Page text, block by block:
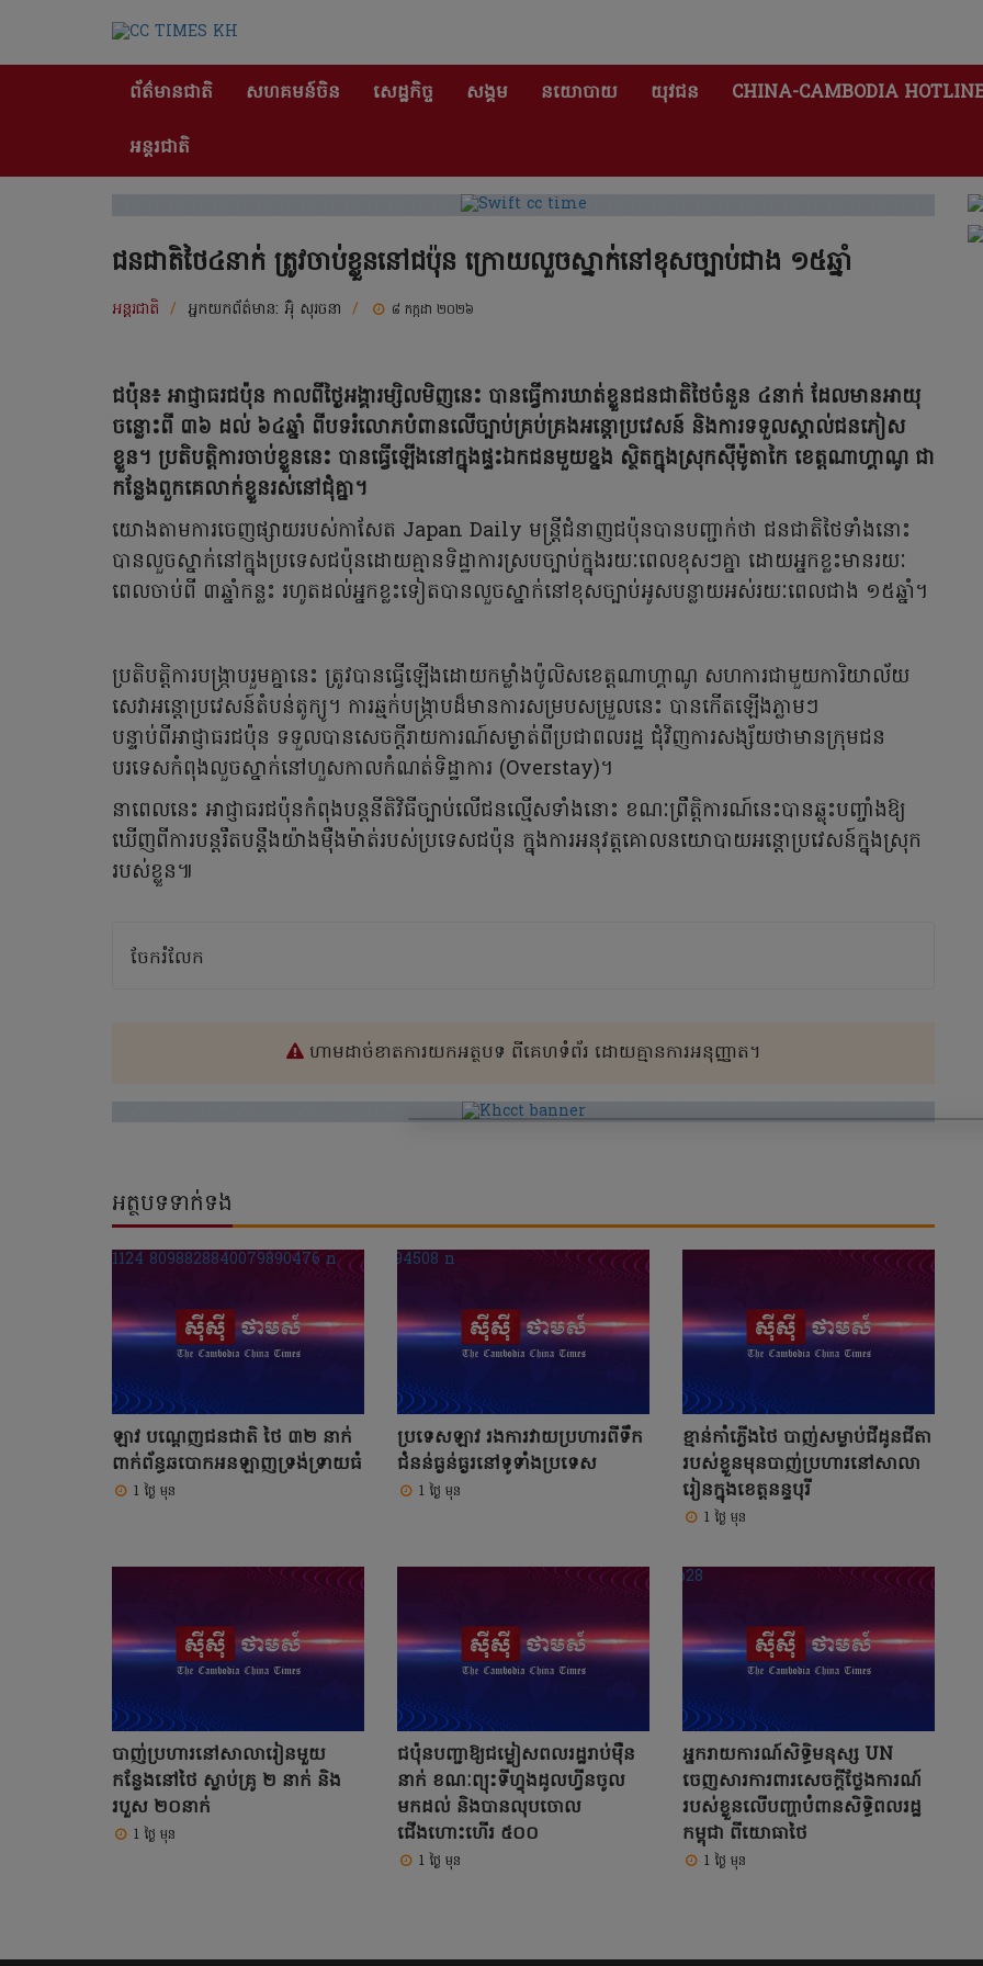
ព័ត៌មានជាតិ សហគមន៍ចិន សេដ្ឋកិច្ច សង្គម នយោបាយ យុវជន CHINA-CAMBODIA
អន្តរជាតិ
ជនជាតិថៃ៤នាក់ ត្រូវចាប់ខ្លួននៅជប៉ុន ក្រោយលួចស្នាក់នៅខុសច្បាប់ជាង ១៥ឆ្នាំ
អន្តរជាតិ / អ្នកយកព័ត៌មាន: អ៊ុំ សុរចនា / ៨ កក្កដា ២០២៦
ជប៉ុន៖ អាជ្ញាធរជប៉ុន កាលពីថ្ងៃអង្គារម្សិលមិញនេះ បានធ្វើការឃាត់ខ្លួនជនជាតិថៃចំនួន ៤នាក់ ដែលមានអាយុ
ចន្លោះពី ៣៦ ដល់ ៦៤ឆ្នាំ ពីបទរំលោភបំពានលើច្បាប់គ្រប់គ្រងអន្តោប្រវេសន៍ និងការទទួលស្គាល់ជនភៀស
ខ្លួន។ ប្រតិបត្តិការចាប់ខ្លួននេះ បានធ្វើឡើងនៅក្នុងផ្ទះឯកជនមួយខ្នង ស្ថិតក្នុងស្រុកស៊ីម៉ូតាកៃ ខេត្តណាហ្គាណូ ជា
កន្លែងពួកគេលាក់ខ្លួនរស់នៅជុំគ្នា។
យោងតាមការចេញផ្សាយរបស់កាសែត Japan Daily មន្ត្រីជំនាញជប៉ុនបានបញ្ជាក់ថា ជនជាតិថៃទាំងនោះ
បានលួចស្នាក់នៅក្នុងប្រទេសជប៉ុនដោយគ្មានទិដ្ឋាការស្របច្បាប់ក្នុងរយៈពេលខុសៗគ្នា ដោយអ្នកខ្លះមានរយៈ
ពេលចាប់ពី ៣ឆ្នាំកន្លះ រហូតដល់អ្នកខ្លះទៀតបានលួចស្នាក់នៅខុសច្បាប់អូសបន្លាយអស់រយៈពេលជាង ១៥ឆ្នាំ។
ប្រតិបត្តិការបង្ក្រាបរួមគ្នានេះ ត្រូវបានធ្វើឡើងដោយកម្លាំងប៉ូលិសខេត្តណាហ្គាណូ សហការជាមួយការិយាល័យ
សេវាអន្តោប្រវេសន៍តំបន់តូក្យូ។ ការឆ្មក់បង្រ្កាបដ៏មានការសម្របសម្រួលនេះ បានកើតឡើងភ្លាមៗ
បន្ទាប់ពីអាជ្ញាធរជប៉ុន ទទួលបានសេចក្តីរាយការណ៍សម្ងាត់ពីប្រជាពលរដ្ឋ ជុំវិញការសង្ស័យថាមានក្រុមជន
បរទេសកំពុងលួចស្នាក់នៅហួសកាលកំណត់ទិដ្ឋាការ (Overstay)។
នាពេលនេះ អាជ្ញាធរជប៉ុនកំពុងបន្តនីតិវិធីច្បាប់លើជនល្មើសទាំងនោះ ខណៈព្រឹត្តិការណ៍នេះបានឆ្លុះបញ្ចាំងឱ្យ
ឃើញពីការបន្តរឹតបន្តឹងយ៉ាងម៉ឺងម៉ាត់របស់ប្រទេសជប៉ុន ក្នុងការអនុវត្តគោលនយោបាយអន្តោប្រវេសន៍ក្នុងស្រុក
របស់ខ្លួន៕
ចែករំលែក
ហាមដាច់ខាតការយកអត្ថបទ ពីគេហទំព័រ ដោយគ្មានការអនុញ្ញាត។
អត្ថបទទាក់ទង
ឡាវ បណ្តេញជនជាតិ ថៃ ៣២ នាក់
ពាក់ព័ន្ធឆបោកអនឡាញទ្រង់ទ្រាយធំ
1 ថ្ងៃ មុន
ប្រទេសឡាវ រងការវាយប្រហារពីទឹក
ជំនន់ធ្ងន់ធ្ងរនៅទូទាំងប្រទេស
1 ថ្ងៃ មុន
ខ្មាន់កាំភ្លើងថៃ បាញ់សម្លាប់ជីដូនជីតា
របស់ខ្លួនមុនបាញ់ប្រហារនៅសាលា
រៀនក្នុងខេត្តនន្ទបុរី
1 ថ្ងៃ មុន
បាញ់ប្រហារនៅសាលារៀនមួយ
កន្លែងនៅថៃ ស្លាប់គ្រូ ២ នាក់ និង
របួស ២០នាក់
1 ថ្ងៃ មុន
ជប៉ុនបញ្ជាឱ្យជម្លៀសពលរដ្ឋរាប់ម៉ឺន
នាក់ ខណៈព្យុះទីហ្វុងដូលហ្វីនចូល
មកដល់ និងបានលុបចោល
ជើងហោះហើរ ៥០០
1 ថ្ងៃ មុន
អ្នករាយការណ៍សិទ្ធិមនុស្ស UN
ចេញសារការពារសេចក្តីថ្លែងការណ៍
របស់ខ្លួនលើបញ្ហាបំពានសិទ្ធិពលរដ្ឋ
កម្ពុជា ពីយោធាថៃ
1 ថ្ងៃ មុន